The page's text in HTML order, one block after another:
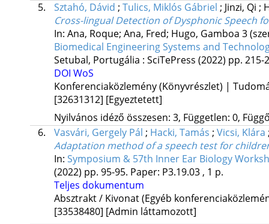
5.
Sztahó, Dávid ; Tulics, Miklós Gábriel ; Jinzi, Qi ;
Cross-lingual Detection of Dysphonic Speech
In: Ana, Roque; Ana, Fred; Hugo, Gamboa 3
Biomedical Engineering Systems and
Setubal, Portugália : SciTePress (2022) pp. 215-
DOI WoS
Konferenciaközlemény (Könyvrészlet) |
[32631312] [Egyeztetett]
Nyilvános idéző összesen: 3, Független: 0,
6.
Vasvári, Gergely Pál ; Hacki, Tamás ; Vicsi, Klára
Adaptation method of a speech test for
In: Symposium & 57th Inner Ear Biology
(2022) pp. 95-95. Paper: P3.19.03 , 1 p.
Teljes dokumentum
Absztrakt / Kivonat (Egyéb
[33538480] [Admin láttamozott]